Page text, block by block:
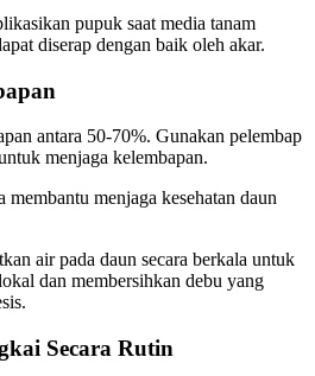
pupuk saat media tanam
diserap dengan baik oleh akar.
antara 50-70%. Gunakan pelembap
menjaga kelembapan.
menjaga kesehatan daun
air pada daun secara berkala untuk
dan membersihkan debu yang
Secara Rutin